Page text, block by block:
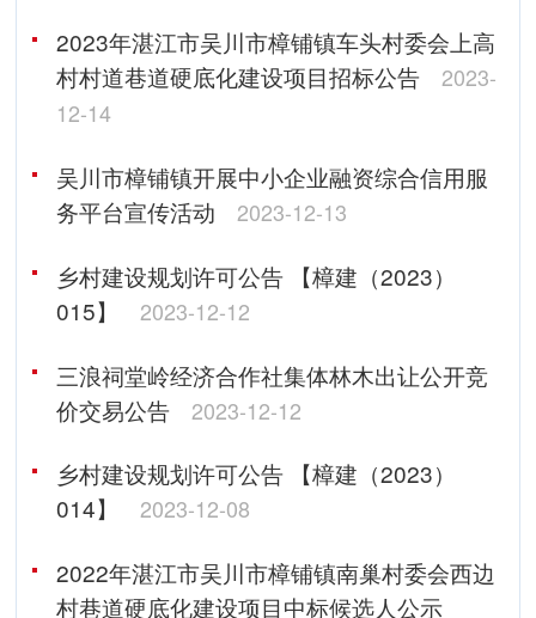
2023年湛江市吴川市樟铺镇车头村委会上高
村村道巷道硬底化建设项目招标公告
2023-
12-14
吴川市樟铺镇开展中小企业融资综合信用服
务平台宣传活动
2023-12-13
乡村建设规划许可公告 【樟建（2023）
015】
2023-12-12
三浪祠堂岭经济合作社集体林木出让公开竞
价交易公告
2023-12-12
乡村建设规划许可公告 【樟建（2023）
014】
2023-12-08
2022年湛江市吴川市樟铺镇南巢村委会西边
村巷道硬底化建设项目中标候选人公示